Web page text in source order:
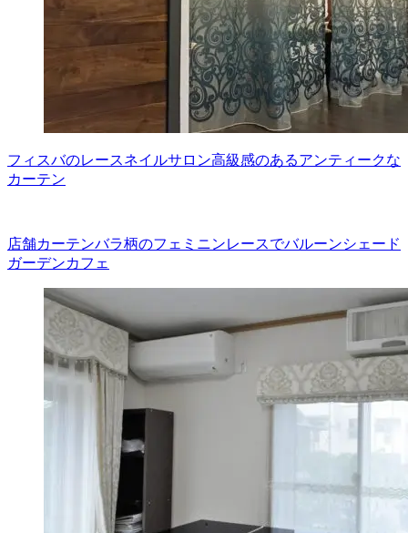
フィスバのレースネイルサロン高級感のあるアンティークな
カーテン
店舗カーテンバラ柄のフェミニンレースでバルーンシェード
ガーデンカフェ